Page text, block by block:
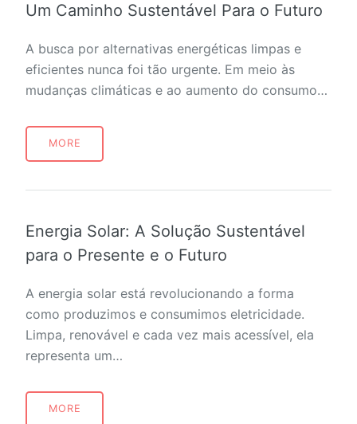
Um Caminho Sustentável Para o Futuro
A busca por alternativas energéticas limpas e
eficientes nunca foi tão urgente. Em meio às
mudanças climáticas e ao aumento do consumo…
MORE
Energia Solar: A Solução Sustentável
para o Presente e o Futuro
A energia solar está revolucionando a forma
como produzimos e consumimos eletricidade.
Limpa, renovável e cada vez mais acessível, ela
representa um…
MORE